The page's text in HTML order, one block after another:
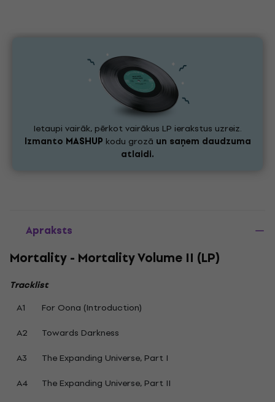
Ietaupi vairāk, pērkot vairākus LP ierakstus uzreiz.
Izmanto MASHUP kodu grozā un saņem daudzuma
atlaidi.
Apraksts
Mortality - Mortality Volume II (LP)
Tracklist
A1
For Oona (Introduction)
A2
Towards Darkness
A3
The Expanding Universe, Part I
A4
The Expanding Universe, Part II